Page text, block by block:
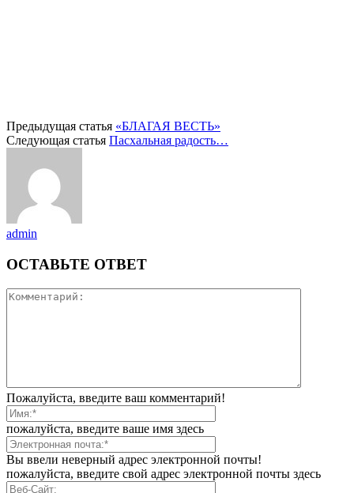
Предыдущая статья «БЛАГАЯ ВЕСТЬ»
Следующая статья Пасхальная радость…
admin
ОСТАВЬТЕ ОТВЕТ
Пожалуйста, введите ваш комментарий!
пожалуйста, введите ваше имя здесь
Вы ввели неверный адрес электронной почты!
пожалуйста, введите свой адрес электронной почты здесь